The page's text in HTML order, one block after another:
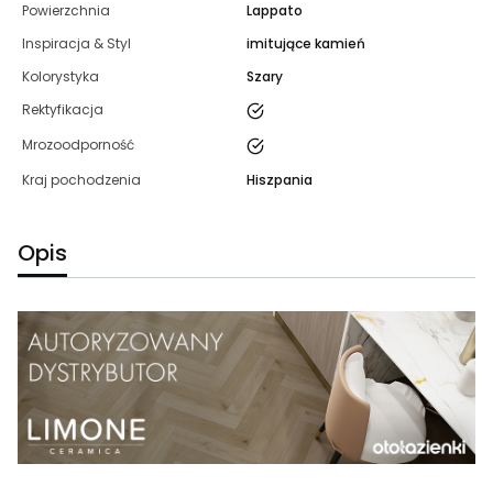
Powierzchnia
Lappato
Inspiracja & Styl
imitujące kamień
Kolorystyka
Szary
Rektyfikacja
tak
Mrozoodporność
tak
Kraj pochodzenia
Hiszpania
Opis